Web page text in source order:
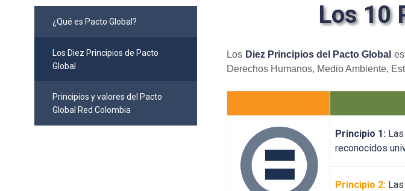
¿Qué es Pacto Global?
Los Diez Principios de Pacto
Global
Principios y valores del Pacto
Global Red Colombia
Los 10
Los Diez Principios del Pacto Global
Derechos Humanos, Medio Ambiente,
Principio 1:
reconocidos
Principio 2: